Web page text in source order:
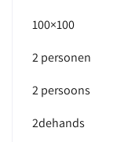
100×100
2 personen
2 persoons
2dehands